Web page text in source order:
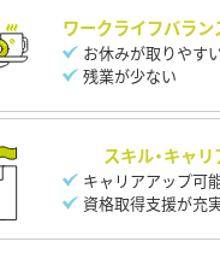
ワークライフバラン
お休みが取りやす
残業が少ない
スキル・キャリ
キャリアアップ可
資格取得支援が充